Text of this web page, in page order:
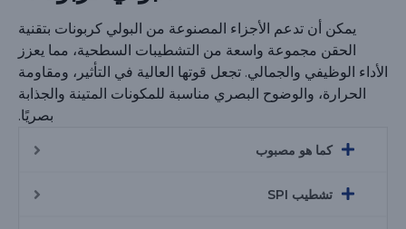
يمكن أن تدعم الأجزاء المصنوعة من البولي كربونات بتقنية
الحقن مجموعة واسعة من التشطيبات السطحية، مما يعزز
الأداء الوظيفي والجمالي. تجعل قوتها العالية في التأثير، ومقاومة
الحرارة، والوضوح البصري مناسبة للمكونات المتينة والجذابة
بصريًا.
كما هو مصبوب
تشطيب SPI